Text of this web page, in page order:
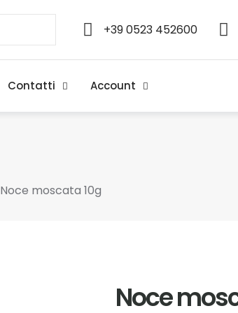
+39 0523 452600
Contatti Account
Noce moscata 10g
Noce